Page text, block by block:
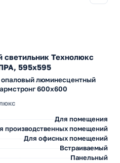
Технолюкс
595х595
люминесцентный
600х600
Для помещения
производственных помещений
Для офисных помещений
Встраиваемый
Панельный